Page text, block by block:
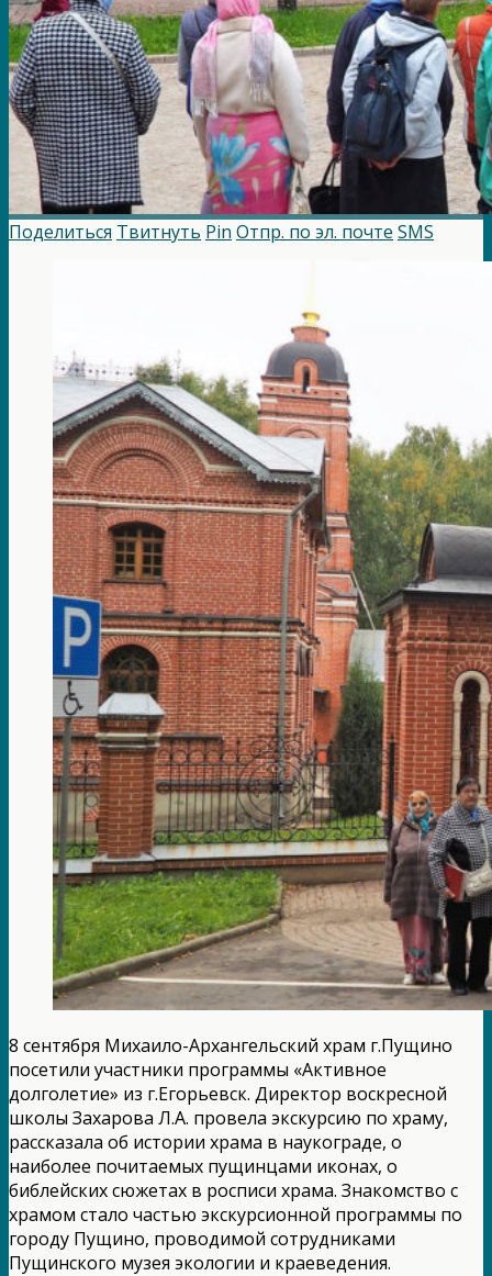
Поделиться Твитнуть Pin Отпр. по эл. почте SMS
8 сентября Михаило-Архангельский храм г.Пущино
посетили участники программы «Активное
долголетие» из г.Егорьевск. Директор воскресной
школы Захарова Л.А. провела экскурсию по храму,
рассказала об истории храма в наукограде, о
наиболее почитаемых пущинцами иконах, о
библейских сюжетах в росписи храма. Знакомство с
храмом стало частью экскурсионной программы по
городу Пущино, проводимой сотрудниками
Пущинского музея экологии и краеведения.